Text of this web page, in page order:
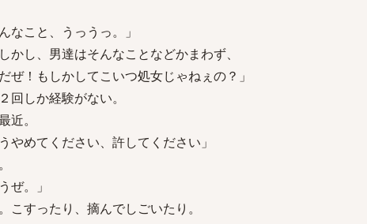
なこと、うっうっ。」
かし、男達はそんなことなどかまわず、
ぜ！もしかしてこいつ処女じゃねぇの？」
回しか経験がない。
近。
やめてください、許してください」
ぜ。」
こすったり、摘んでしごいたり。